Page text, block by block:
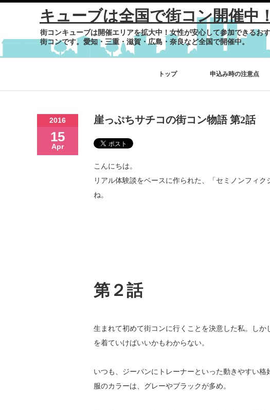
キューブは全国で街コン開催中！
街コンキューブは開催エリアを拡大中！女性が安心して参加できるお
街コンです。愛知・三重・滋賀・広島・奈良など全国で開催中。
トップ 申込み時の注意点
2016
15
Apr
崖っぷちサチコの街コン物語 第2話
こんにちは。
リアル体験談をベースに作られた、「セミノンフィ
ね。
第２話
生まれて初めて街コンに行くことを決意した私。し
を着ていけばいいかもわからない。
いつも、ジーパンにトレーナーといった動きやすい格
服のカラーは、グレーやブラックが多め。